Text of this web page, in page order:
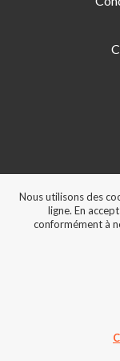
3 Rue
©
Nous utilisons des
ligne. En
conformément à